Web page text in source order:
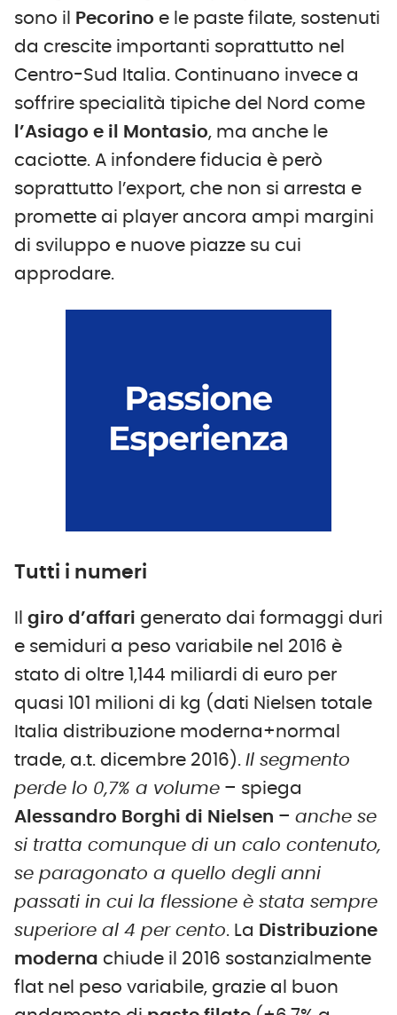
sono il
Pecorino e le paste filate, sostenuti
da crescite importanti soprattutto nel
Centro-Sud Italia. Continuano invece a
soffrire specialità tipiche del Nord come
l’Asiago e il Montasio, ma anche le
caciotte. A infondere fiducia è però
soprattutto l’export, che non si arresta e
promette ai player ancora ampi margini
di sviluppo e nuove piazze su cui
approdare.
Tutti i numeri
giro d’affari generato dai formaggi duri
e semiduri a peso variabile nel 2016 è
stato di oltre 1,144 miliardi di euro per
quasi 101 milioni di kg (dati Nielsen totale
Italia distribuzione moderna+normal
trade, a.t. dicembre 2016). Il segmento
perde lo 0,7% a volume – spiega
Alessandro Borghi di Nielsen – anche se
si tratta comunque di un calo contenuto,
se paragonato a quello degli anni
passati in cui la flessione è stata sempre
superiore al 4 per cento. La Distribuzione
moderna chiude il 2016 sostanzialmente
flat nel peso variabile, grazie al buon